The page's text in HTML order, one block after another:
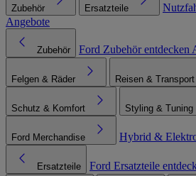
Zubehör Ersatzteile
Angebote
Zubehör Ford Zubehör entdecken
Felgen & Räder Reisen & Transport
Schutz & Komfort Styling & Tuning
Ford Merchandise Hybrid &
Ersatzteile Ford Ersatzteile